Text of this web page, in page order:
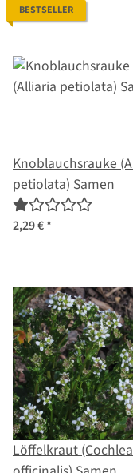
BESTSELLER
Knoblauchsrauke
petiolata) Samen
2,29 €*
Löffelkraut